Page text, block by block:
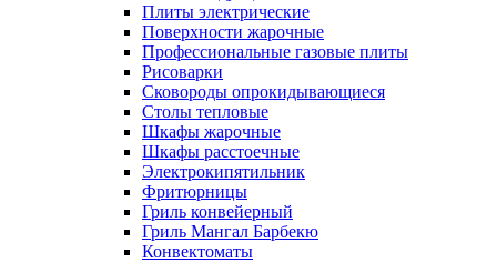
Плиты электрические
Поверхности жарочные
Профессиональные газовые плиты
Рисоварки
Сковороды опрокидывающиеся
Столы тепловые
Шкафы жарочные
Шкафы расстоечные
Электрокипятильник
Фритюрницы
Гриль конвейерный
Гриль Мангал Барбекю
Конвектоматы